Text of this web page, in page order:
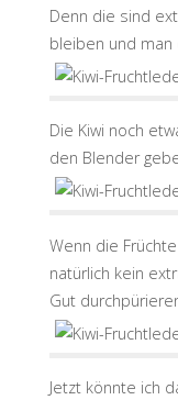
Denn die sind
bleiben und
Die Kiwi noch
den Blender
Wenn die
natürlich kein
Gut
Jetzt könnte ich